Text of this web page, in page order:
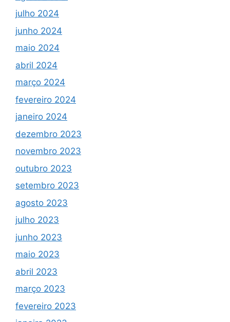
julho 2024
junho 2024
maio 2024
abril 2024
março 2024
fevereiro 2024
janeiro 2024
dezembro 2023
novembro 2023
outubro 2023
setembro 2023
agosto 2023
julho 2023
junho 2023
maio 2023
abril 2023
março 2023
fevereiro 2023